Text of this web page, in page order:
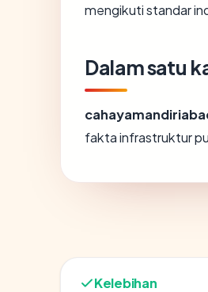
mengikuti standar
Dalam satu
fakta infrastruktur
Kelebihan